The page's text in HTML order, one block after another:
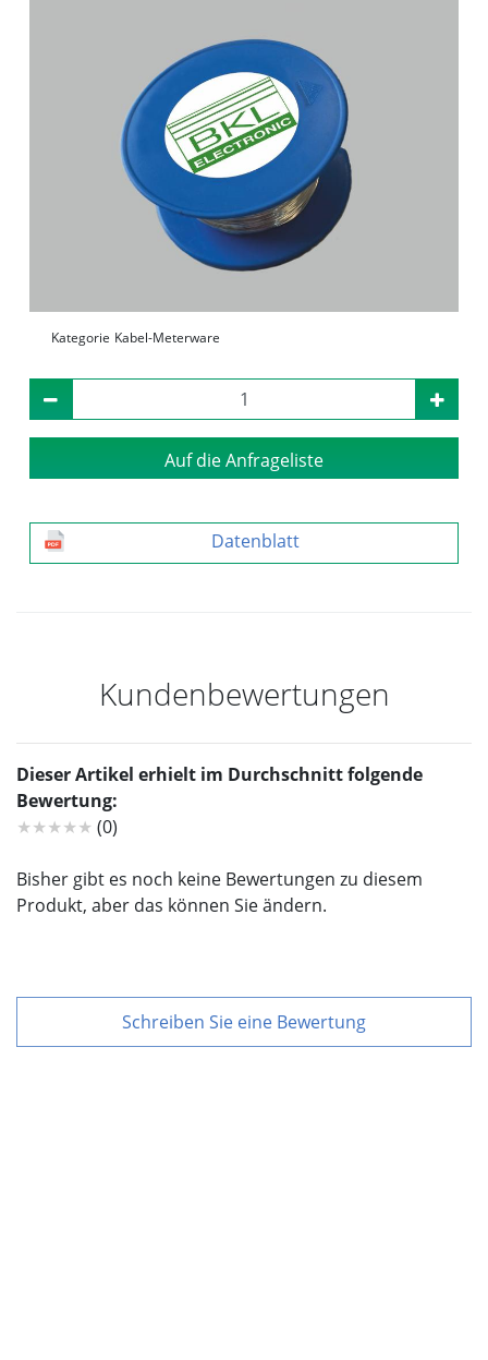
Kategorie Kabel-Meterware
Auf die Anfrageliste
Datenblatt
Kundenbewertungen
Dieser Artikel erhielt im Durchschnitt folgende
Bewertung:
★★★★★ (0)
Bisher gibt es noch keine Bewertungen zu diesem
Produkt, aber das können Sie ändern.
Schreiben Sie eine Bewertung